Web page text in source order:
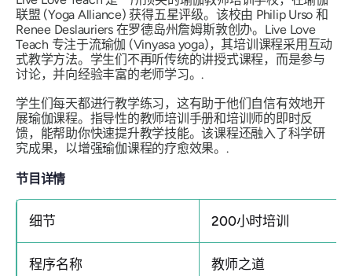
联盟 (Yoga Alliance) 获得五星评级。该校由 Philip Urso 和
Renee Deslauriers 在罗德岛州詹姆斯敦创办。Live Love
Teach 专注于流瑜伽 (Vinyasa yoga)，其培训课程采用互动
式教学方法。学生们不再听传统的讲授式课程，而是参与
讨论，并向经验丰富的老师学习。.
学生们每天都进行教学练习，这有助于他们自信有效地开
展瑜伽课程。指导性的教师培训手册和培训师的即时反
馈，能帮助你快速提升教学技能。该课程还融入了科学研
究成果，以增强瑜伽课程的疗愈效果。.
节目详情
细节 200小时培训
程序名称 教师之道